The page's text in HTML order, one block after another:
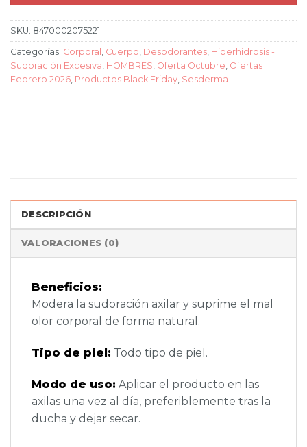
SKU: 8470002075221
Categorías: Corporal , Cuerpo, Desodorantes, Hiperhidrosis -
Sudoración Excesiva, HOMBRES, Oferta Octubre, Ofertas
Febrero 2026, Productos Black Friday, Sesderma
DESCRIPCIÓN
VALORACIONES (0)
Beneficios:
Modera la sudoración axilar y suprime el mal
olor corporal de forma natural.
Tipo de piel: Todo tipo de piel.
Modo de uso: Aplicar el producto en las
axilas una vez al día, preferiblemente tras la
ducha y dejar secar.